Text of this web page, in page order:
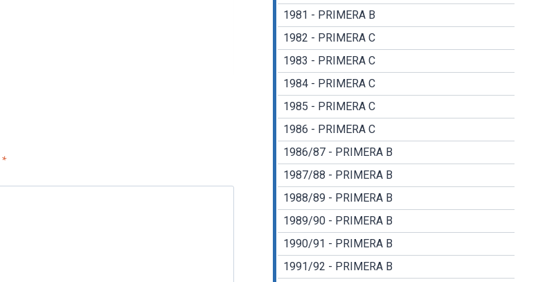
*
1981 - PRIMERA B
1982 - PRIMERA C
1983 - PRIMERA C
1984 - PRIMERA C
1985 - PRIMERA C
1986 - PRIMERA C
1986/87 - PRIMERA B
1987/88 - PRIMERA B
1988/89 - PRIMERA B
1989/90 - PRIMERA B
1990/91 - PRIMERA B
1991/92 - PRIMERA B